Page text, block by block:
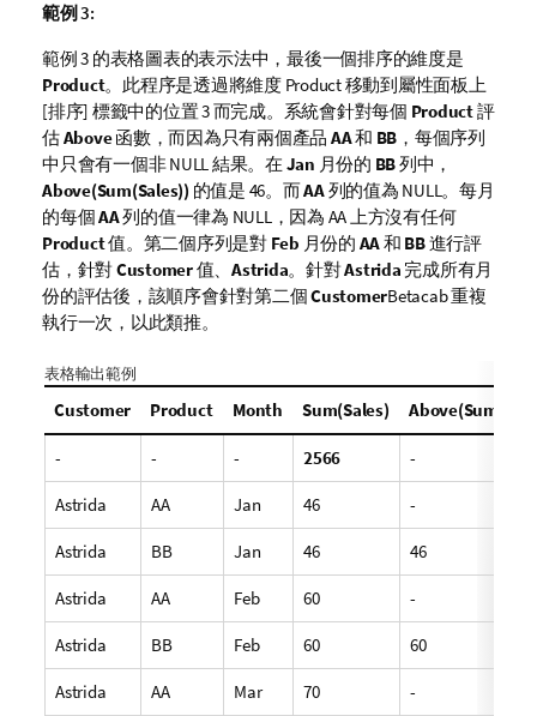
範例 3:
範例 3 的表格圖表的表示法中，最後一個排序的維度是
Product。此程序是透過將維度 Product移動到屬性面板上
[排序] 標籤中的位置 3 而完成。系統會針對每個 Product評
估Above函數，而因為只有兩個產品 AA和 BB ，每個序列
中只會有一個非 NULL 結果。在 Jan 月份的 BB列中，
Above(Sum(Sales)) 的值是 46。而AA列的值為 NULL。每月
的每個AA列的值一律為 NULL，因為 AA上方沒有任何
Product值。第二個序列是對 Feb 月份的 AA和 BB進行評
估，針對Customer值、 Astrida。針對Astrida 完成所有月
份的評估後，該順序會針對第二個CustomerBetacab重複
執行一次，以此類推。
表格輸出範例
Customer Product Month Sum(Sales)
- - - 2566 -
Astrida AA Jan 46 -
Astrida BB Jan 46 46
Astrida AA Feb 60 -
Astrida BB Feb 60 60
Astrida AA Mar 70 -